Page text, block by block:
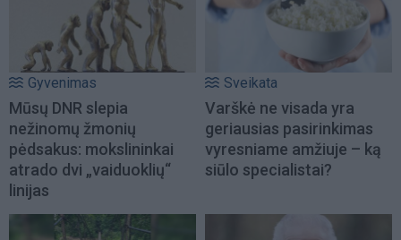
Gyvenimas
Mūsų DNR slepia
nežinomų žmonių
pėdsakus: mokslininkai
atrado dvi „vaiduoklių“
linijas
Sveikata
Varškė ne visada yra
geriausias pasirinkimas
vyresniame amžiuje – ką
siūlo specialistai?